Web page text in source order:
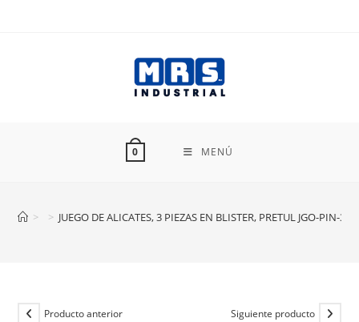
0 MENÚ
> > JUEGO DE ALICATES, 3 PIEZAS EN BLISTER, PRETUL JGO-PIN-3B
Producto anterior Siguiente producto